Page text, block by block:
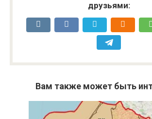
друзьями:
Вам также может быть